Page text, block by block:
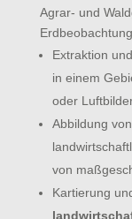
Agrar- und
Extraktion
in einem
oder
Abbildung von
von
Kartierung